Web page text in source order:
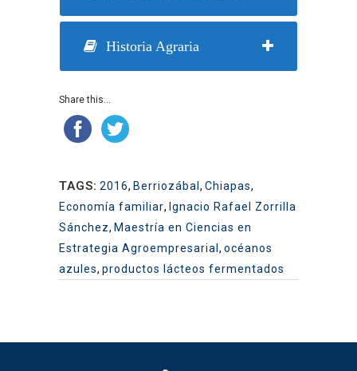
Historia Agraria
Share this...
TAGS: 2016, Berriozábal , Chiapas,
Economía familiar, Ignacio Rafael Zorrilla
Sánchez, Maestría en Ciencias en
Estrategia Agroempresarial , océanos
azules, productos lácteos fermentados